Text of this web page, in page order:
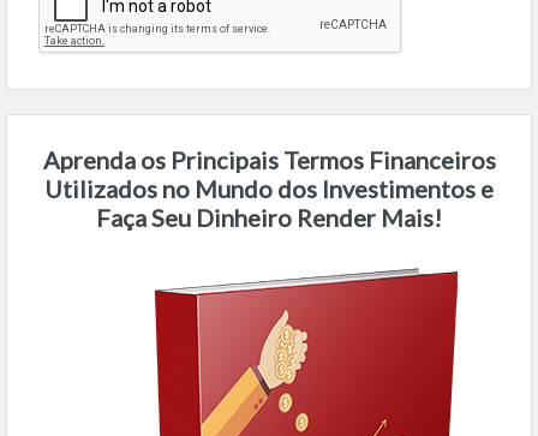
Aprenda os Principais Termos Financeiros
Utilizados no Mundo dos Investimentos e
Faça Seu Dinheiro Render Mais!